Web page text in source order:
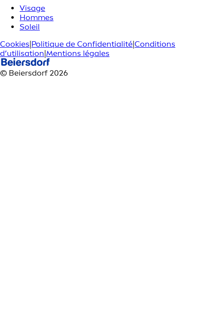
Visage
Hommes
Soleil
Cookies|Politique de Confidentialité|Conditions
d’utilisation|Mentions légales
© Beiersdorf 2026